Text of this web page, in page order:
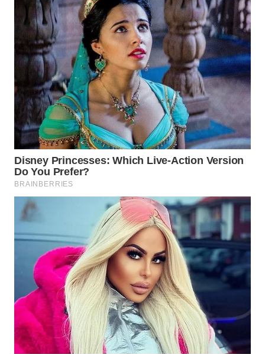
LIKUPANG
WN
LABUANBAJO
WN
BORNEO
Wahana
Media
Group
WAHANA
NEWS
WAHANA
WAHANA
ADVOKAT
WAHANA
INFRASTRUKTUR
WAHANA